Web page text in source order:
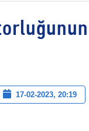
Hər an ən
hazır olmalıyıq-
ZƏLİMXAN
17-02-2023, 20:19